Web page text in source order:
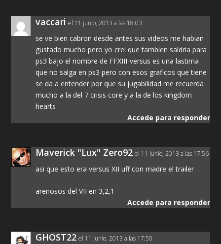
vaccari el 11 junio, 2013 a las 18:03
se ve bien cabron desde antes sus videos me habian
gustado mucho pero yo crei que tambien saldria para
ps3 bajo el nombre de FFXIII-versus es una lastima
que no salga en ps3 pero con esos graficos que tiene
se da a entender por que su jugabilidad me recuerda
mucho a la del 7 crisis core y a la de los kingdom
hearts
Accede para responder
Maverick "Lux" Zero92 el 11 junio, 2013 a las 17:56
asi que esto era versus XII uff con madre el trailer
arenosos del VII en 3,2,1
Accede para responder
GHOST22 el 11 junio, 2013 a las 17:50